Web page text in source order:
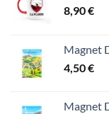
8,90€
Magnet
4,50€
Magnet